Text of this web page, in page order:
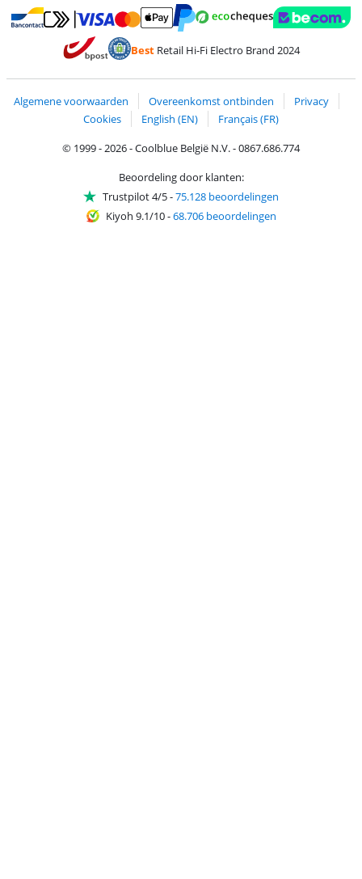
Betalen met Bancontact
Betalen met MasterCard en Visa via ClickToPay
BestRetail Hi-Fi Electro Brand 2024
Algemene voorwaarden Overeenkomst ontbinden
Privacy
Cookies
English (EN)
Français (FR)
© 1999 - 2026 - Coolblue België N.V. - 0867.686.774
Beoordeling door klanten:
Trustpilot 4/5-75.128 beoordelingen
Kiyoh 9.1/10-68.706 beoordelingen